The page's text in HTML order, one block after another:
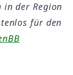
in der Region
für den